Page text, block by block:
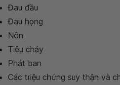
Đau đầu
Đau họng
Nôn
Tiêu chảy
Phát ban
Các triệu chứng suy thận và